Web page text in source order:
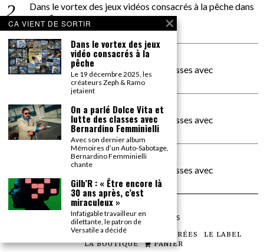
Dans le vortex des jeux vidéos consacrés à la pêchedans
PACÔME THIELLEMENT
La séance d’Hip Gnose
La Patrie
dans
On a parlé Dolce Vita et lutte des classes avec
Bernardino Femminielli
carte noire negra à l'o tiededans
On a parlé Dolce Vita et lutte des classes avec
Bernardino Femminielli
moise et son mascarédans
On a parlé Dolce Vita et lutte des classes avec
Bernardino Femminielli
©2026TOUS DROITS RÉSERVÉS
LES ARTICLES LE MAGAZINE LES SOIRÉES
LE LABEL
LA BOUTIQUE
PANIER
CA VIENT DE SORTIR
Dans le vortex des jeux
vidéo consacrés à la
pêche
Le 19 décembre 2025, les
créateurs Zeph & Ramo
jetaient
On a parlé Dolce Vita et
lutte des classes avec
Bernardino Femminielli
Avec son dernier album
Mémoires d’un Auto-Sabotage,
Bernardino Femminielli
chante
Gilb’R : « Être encore là
30 ans après, c’est
miraculeux »
Infatigable travailleur en
dilettante, le patron de
Versatile a décidé